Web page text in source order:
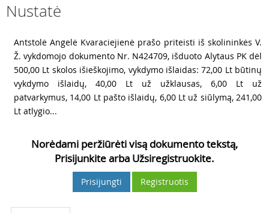
Nustatė
Antstolė Angelė Kvaraciejienė prašo priteisti iš skolininkės V.
Ž. vykdomojo dokumento Nr. N424709, išduoto Alytaus PK dėl
500,00 Lt skolos išieškojimo, vykdymo išlaidas: 72,00 Lt būtinų
vykdymo išlaidų, 40,00 Lt už užklausas, 6,00 Lt už
patvarkymus, 14,00 Lt pašto išlaidų, 6,00 Lt už siūlymą, 241,00
Lt atlygio...
Norėdami peržiūrėti visą dokumento tekstą,
Prisijunkite arba Užsiregistruokite.
Prisijungti Registruotis